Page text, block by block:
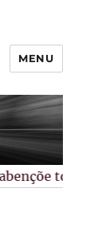
MENU
abençõe